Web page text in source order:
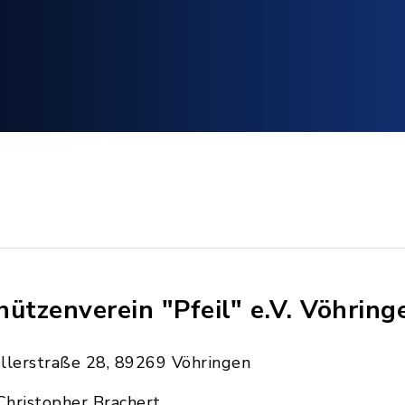
"Pfeil" e.V.
28, 89269 Vöhringen